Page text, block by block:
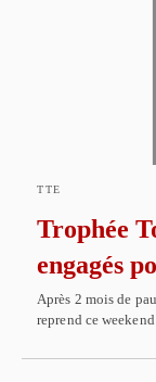
TTE
Trophée
engagés
Après 2 mois de
reprend ce